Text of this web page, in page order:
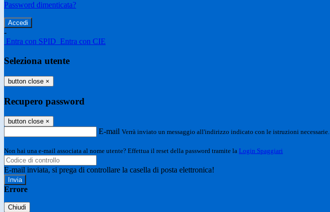
Password dimenticata?
-
Entra con SPID Entra con CIE
Seleziona utente
button close ×
Recupero password
button close ×
E-mail Verrà inviato un messaggio all'indirizzo indicato con le istruzioni necessarie.
Non hai una e-mail associata al nome utente? Effettua il reset della password tramite la Login Spaggiari
E-mail inviata, si prega di controllare la casella di posta elettronica!
Errore
Chiudi